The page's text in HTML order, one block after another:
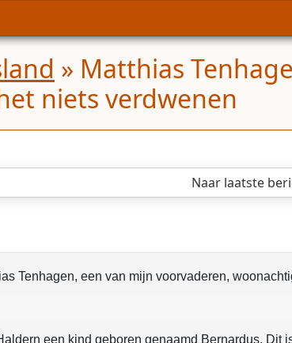
» Matthias
niets verdwenen
Naar laatste
Tenhagen, een van mijn voorvaderen,
een kind geboren genaamd Bernardus.